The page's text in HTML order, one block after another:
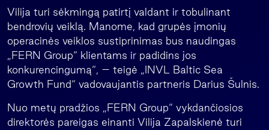
Vilija turi sėkmingą patirtį valdant ir tobulinant
bendrovių veiklą. Manome, kad grupės įmonių
operacinės veiklos sustiprinimas bus naudingas
„FERN Group“ klientams ir padidins jos
konkurencingumą“, – teigė „INVL Baltic Sea
Growth Fund“ vadovaujantis partneris Darius Šulnis.
Nuo metų pradžios „FERN Group“ vykdančiosios
direktorės pareigas einanti Vilija Zapalskienė turi